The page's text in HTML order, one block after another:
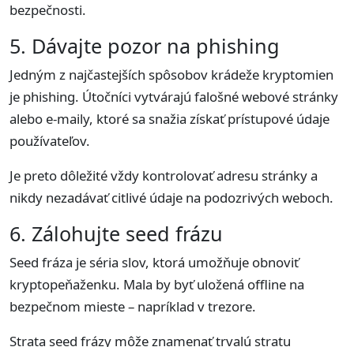
bezpečnosti.
5. Dávajte pozor na phishing
Jedným z najčastejších spôsobov krádeže kryptomien
je phishing. Útočníci vytvárajú falošné webové stránky
alebo e-maily, ktoré sa snažia získať prístupové údaje
používateľov.
Je preto dôležité vždy kontrolovať adresu stránky a
nikdy nezadávať citlivé údaje na podozrivých weboch.
6. Zálohujte seed frázu
Seed fráza je séria slov, ktorá umožňuje obnoviť
kryptopeňaženku. Mala by byť uložená offline na
bezpečnom mieste – napríklad v trezore.
Strata seed frázy môže znamenať trvalú stratu